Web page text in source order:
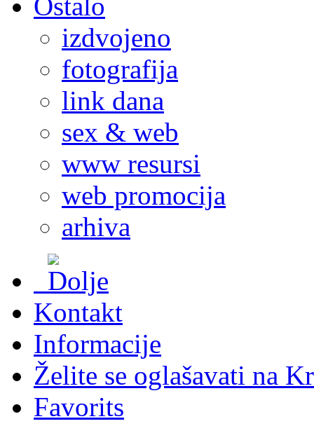
izdvojeno
fotografija
link dana
sex & web
www resursi
web promocija
arhiva
Kontakt
Informacije
Želite se oglašavati na
Favorits